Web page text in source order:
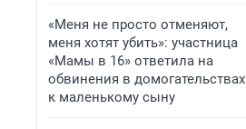
«Меня не просто отменяют,
меня хотят убить»: участница
«Мамы в 16» ответила на
обвинения в домогательствах
к маленькому сыну